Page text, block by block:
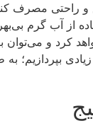
راحتی مصرف
از آب گرم
کرد و